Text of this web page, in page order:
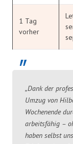
1 Tag
vorher
„Dank der
Umzug von
Wochenende
arbeitsfähig –
haben selbst